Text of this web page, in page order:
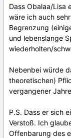
Dass Obalaa/Lisa
wäre ich auch
Begrenzung
und lebenslange
wiederholten/
Nebenbei würde
theoretischen)
vergangener
P.S. Dass er sich
Verstoß. Ich
Offenbarung des